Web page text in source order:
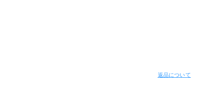
返品について